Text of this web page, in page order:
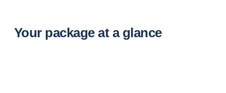
Your package at a glance